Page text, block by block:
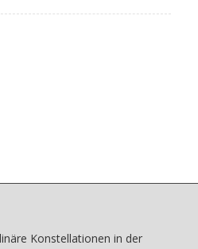
Konstellationen in der